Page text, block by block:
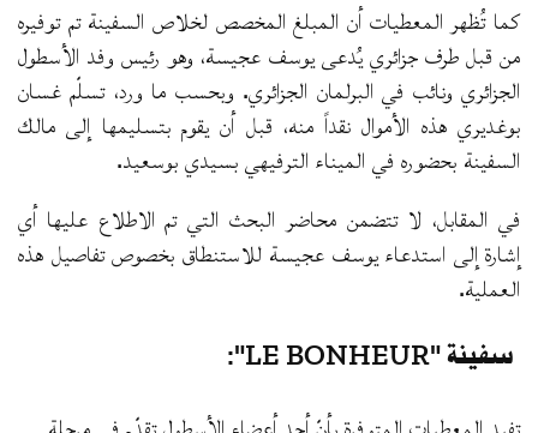
كما تُظهر المعطيات أن المبلغ المخصص لخلاص السفينة تم توفيره
من قبل طرف جزائري يُدعى يوسف عجيسة، وهو رئيس وفد الأسطول
الجزائري ونائب في البرلمان الجزائري. وبحسب ما ورد، تسلّم غسان
بوغديري هذه الأموال نقداً منه، قبل أن يقوم بتسليمها إلى مالك
السفينة بحضوره في الميناء الترفيهي بسيدي بوسعيد.
في المقابل، لا تتضمن محاضر البحث التي تم الاطلاع عليها أي
إشارة إلى استدعاء يوسف عجيسة للاستنطاق بخصوص تفاصيل هذه
العملية.
سفينة "LE BONHEUR":
تفيد المعطيات المتوفرة بأنّ أحد أعضاء الأسطول تقدّم في مرحلة